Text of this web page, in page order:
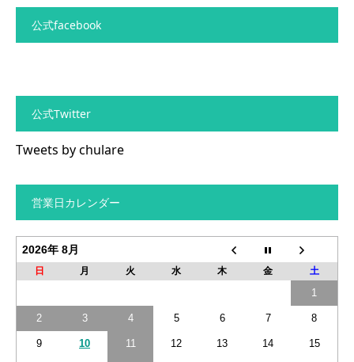
公式facebook
公式Twitter
Tweets by chulare
営業日カレンダー
2026年 8月
日 月 火 水 木 金 土
1
2 3 4 5 6 7 8
9 10 11 12 13 14 15